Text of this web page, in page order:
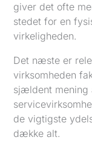
giver det ofte
stedet for en
virkeligheden.
Det næste er
virksomheden
sjældent mening
de vigtigste
dække alt.